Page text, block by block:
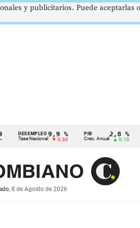
DESEMPLEO
Tasa Nacional
9,9 %
▼ 0.30 Crec. Anual
2,8 %
▲ 0.10
, 8 de Agosto de 2026
y publicitarios. Puede aceptarlas